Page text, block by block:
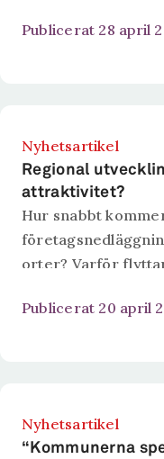
suggest that
not limited to those
Publicerat 28 april
Nyhetsartikel
Regional
attraktivitet?
Hur snabbt
orter? Varför
det långsiktiga
Svaren ges på
Publicerat 20 april
Nyhetsartikel
“Kommunerna